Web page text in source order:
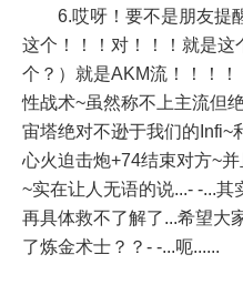
6.哎呀！要不是朋友提
这个！！！对！！！就是
个？）就是AKM流！！！
性战术~虽然称不上主流但
宙塔绝对不逊于我们的Infi~
心火迫击炮+74结束对方~
~实在让人无语的说...- -...
再具体救不了解了...希望大
了炼金术士？？- -...呃......